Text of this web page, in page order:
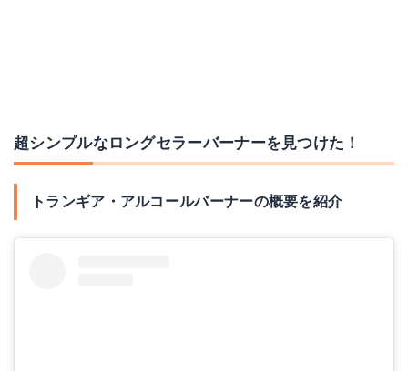
超シンプルなロングセラーバーナーを見つけた！
トランギア・アルコールバーナーの概要を紹介